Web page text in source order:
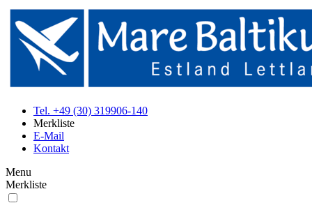
Tel. +49 (30) 319906-140
Merkliste
E-Mail
Kontakt
Menu
Merkliste